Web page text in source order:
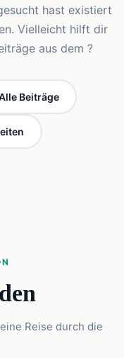
hast existiert
Vielleicht hilft dir
aus dem ?
Beiträge
Reise durch die